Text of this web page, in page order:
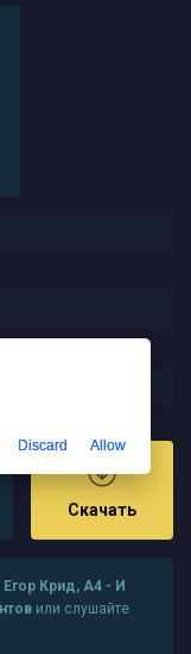
Скачать
Егор Крид, А4 - И
или слушайте
Discard Allow